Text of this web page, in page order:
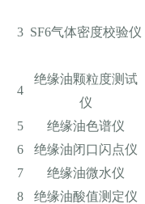
3 SF6气体密度校验仪
4
绝缘油颗粒度测试
仪
5 绝缘油色谱仪
6
绝缘油闭口闪点仪
7
绝缘油微水仪
8
绝缘油酸值测定仪